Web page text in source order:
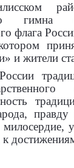
флага
и жители
правду
милосердие,